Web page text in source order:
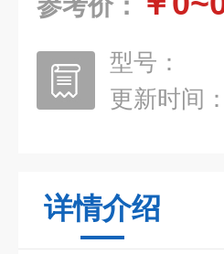
参考价：
型号：
更新时间：
详情介绍